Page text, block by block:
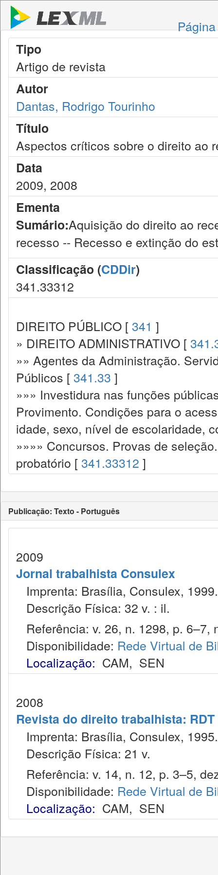
Tipo
Artigo de revista
Autor
Dantas, Rodrigo Tourinho
Título
Aspectos críticos sobre o direito ao
Data
2009, 2008
Ementa
Sumário:Aquisição do direito ao
recesso -- Recesso e extinção do
Classificação (CDDir)
341.33312
DIREITO PÚBLICO [ 341 ]
» DIREITO ADMINISTRATIVO [
»» Agentes da Administração.
Públicos [ 341.33 ]
»»» Investidura nas funções
Provimento. Condições para o
idade, sexo, nível de escolaridade,
»»»» Concursos. Provas de
probatório [ 341.33312 ]
Publicação: Texto - Português
2009
Jornal trabalhista Consulex
Imprenta: Brasília, Consulex, 1999.
Descrição Física: 32 v. : il.
Referência: v. 26, n. 1298, p. 6–7,
Disponibilidade: Rede Virtual de
Localização: CAM, SEN
2008
Revista do direito trabalhista: RDT
Imprenta: Brasília, Consulex, 1995.
Descrição Física: 21 v.
Referência: v. 14, n. 12, p. 3–5,
Disponibilidade: Rede Virtual de
Localização: CAM, SEN